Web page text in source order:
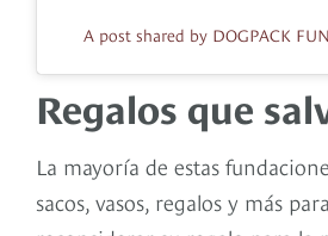
A post shared by DOGPACK
Regalos que
La mayoría de estas
sacos, vasos, regalos y más